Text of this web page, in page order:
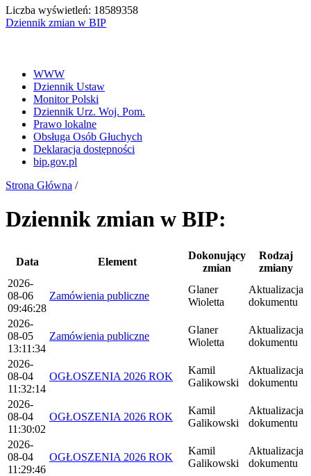
Liczba wyświetleń: 18589358
Dziennik zmian w BIP
WWW
Dziennik Ustaw
Monitor Polski
Dziennik Urz. Woj. Pom.
Prawo lokalne
Obsługa Osób Głuchych
Deklaracja dostępności
bip.gov.pl
Strona Główna /
Dziennik zmian w BIP:
Data Element
Dokonujący
zmian
Rodzaj
zmiany
2026-
08-06
09:46:28
Zamówienia publiczne
Glaner
Wioletta
Aktualizacja
dokumentu
2026-
08-05
13:11:34
Zamówienia publiczne
Glaner
Wioletta
Aktualizacja
dokumentu
2026-
08-04
11:32:14
OGŁOSZENIA 2026 ROK
Kamil
Galikowski
Aktualizacja
dokumentu
2026-
08-04
11:30:02
OGŁOSZENIA 2026 ROK
Kamil
Galikowski
Aktualizacja
dokumentu
2026-
08-04
11:29:46
OGŁOSZENIA 2026 ROK
Kamil
Galikowski
Aktualizacja
dokumentu